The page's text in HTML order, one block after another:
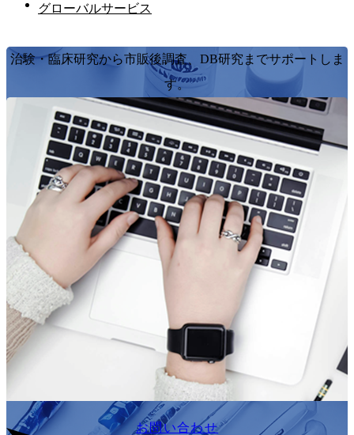
グローバルサービス
治験・臨床研究から市販後調査、DB研究までサポートしま
す。
お問い合わせ